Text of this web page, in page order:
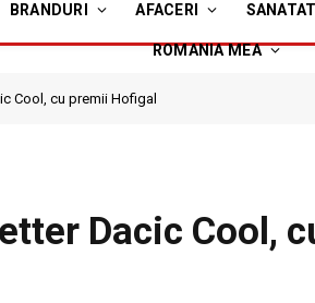
BRANDURI AFACERI
ROMANIA MEA
Cool, cu premii Hofigal
Dacic Cool,